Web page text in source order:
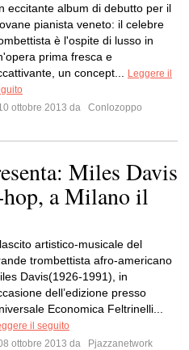
eccitante album di debutto per il
pianista veneto: il celebre
è l'ospite di lusso in
prima fresca e
un concept...
Leggere il
10 ottobre 2013 da
Conlozoppo
Miles Davis
a Milano il
artistico-musicale del
trombettista afro-americano
Davis(1926-1991), in
dell’edizione presso
Economica Feltrinelli...
il seguito
08 ottobre 2013 da
Pjazzanetwork